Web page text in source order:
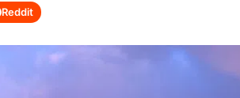
Reddit